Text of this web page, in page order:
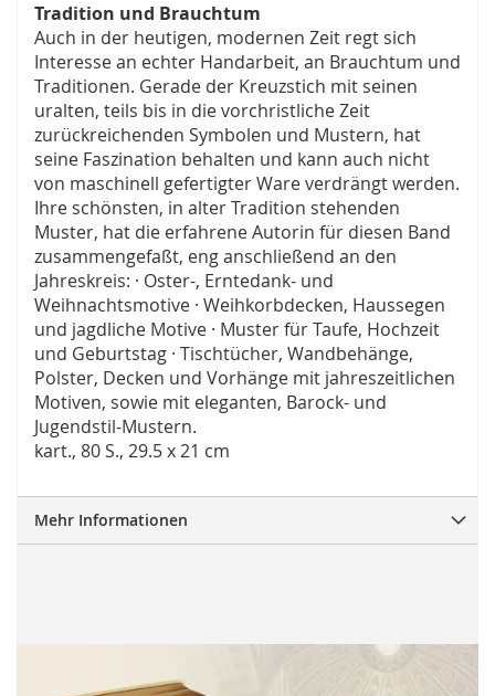
Tradition und Brauchtum
Auch in der heutigen, modernen Zeit regt sich
Interesse an echter Handarbeit, an Brauchtum und
Traditionen. Gerade der Kreuzstich mit seinen
uralten, teils bis in die vorchristliche Zeit
zurückreichenden Symbolen und Mustern, hat
seine Faszination behalten und kann auch nicht
von maschinell gefertigter Ware verdrängt werden.
Ihre schönsten, in alter Tradition stehenden
Muster, hat die erfahrene Autorin für diesen Band
zusammengefaßt, eng anschließend an den
Jahreskreis: · Oster-, Erntedank- und
Weihnachtsmotive · Weihkorbdecken, Haussegen
und jagdliche Motive · Muster für Taufe, Hochzeit
und Geburtstag · Tischtücher, Wandbehänge,
Polster, Decken und Vorhänge mit jahreszeitlichen
Motiven, sowie mit eleganten, Barock- und
Jugendstil-Mustern.
kart., 80 S., 29.5 x 21 cm
Mehr Informationen